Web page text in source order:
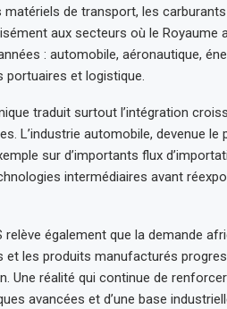
de transport, les
aux secteurs où le Royaume
: automobile, aéronautique,
portuaires et logistique.
traduit surtout l’intégration
L’industrie automobile, devenue le
sur d’importants flux
intermédiaires avant
relève également que la demande
et les produits manufacturés
Une réalité qui continue de
avancées et d’une base